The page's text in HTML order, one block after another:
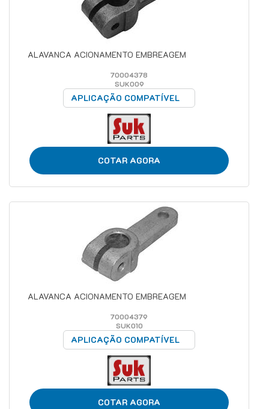
ALAVANCA ACIONAMENTO EMBREAGEM
70004378
SUK009
APLICAÇÃO COMPATÍVEL
COTAR AGORA
ALAVANCA ACIONAMENTO EMBREAGEM
70004379
SUK010
APLICAÇÃO COMPATÍVEL
COTAR AGORA